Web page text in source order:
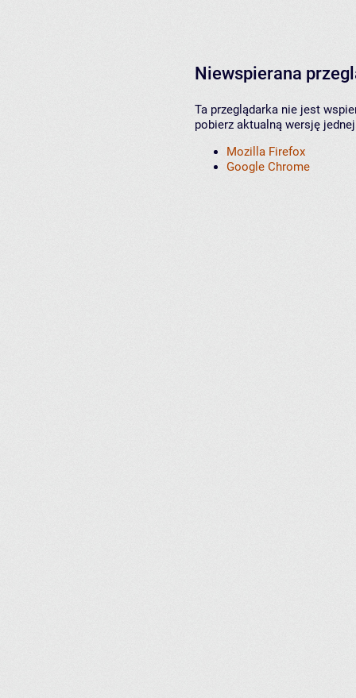
Niewspierana
Ta przeglądarka nie jest
pobierz aktualną wersję
Mozilla Firefox
Google Chrome